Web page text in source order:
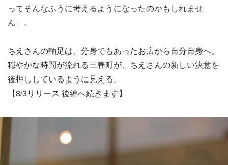
ってそんなふうに考えるようになったのかもしれませ
ん」。
ちえさんの軸足は、分身でもあったお店から自分自身へ。
穏やかな時間が流れる三春町が、ちえさんの新しい決意を
後押ししているように見える。
【8/3リリース 後編へ続きます】